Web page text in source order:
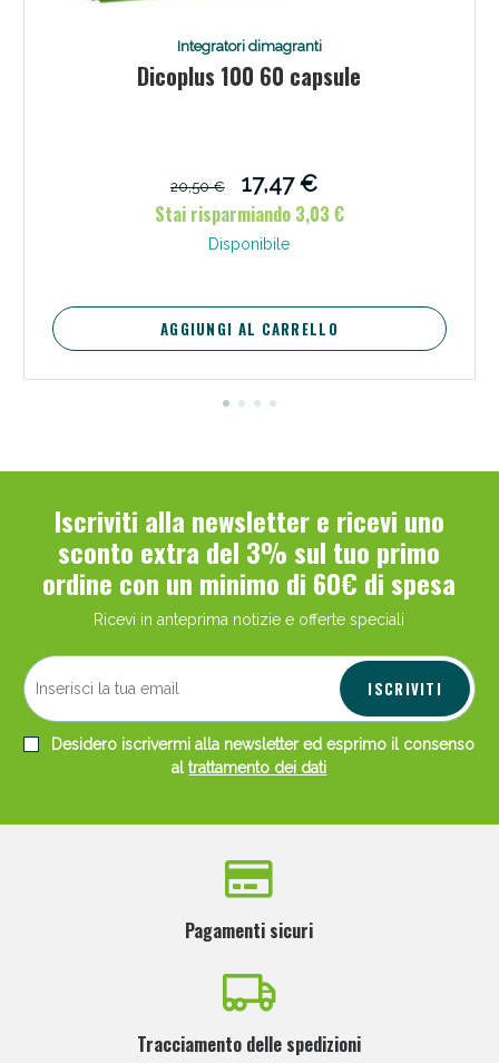
Integratori dimagranti
Dicoplus 100 60 capsule
20,50 €
17,47 €
Stai risparmiando 3,03 €
Disponibile
AGGIUNGI AL CARRELLO
Iscriviti alla newsletter e ricevi uno
sconto extra del 3% sul tuo primo
ordine con un minimo di 60€ di spesa
Ricevi in anteprima notizie e offerte speciali
ISCRIVITI
Desidero iscrivermi alla newsletter ed esprimo il consenso
altrattamento dei dati
Pagamenti sicuri
Tracciamento delle spedizioni